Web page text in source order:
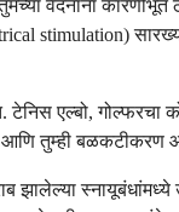
वेदनांना
stimulation)
एल्बो, गोल्फरचा
आणि तुम्ही